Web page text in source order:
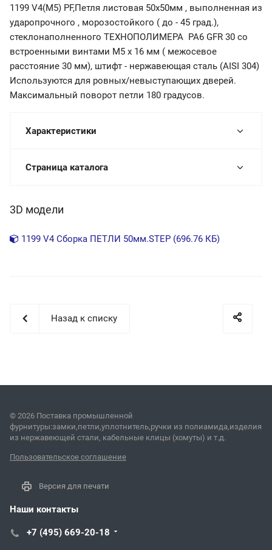
1199 V4(М5) PF,Петля листовая 50х50мм , выполненная из
ударопрочного , морозостойкого ( до - 45 град.),
стеклонаполненного ТЕХНОПОЛИМЕРА PA6 GFR 30 со
встроенными винтами М5 х 16 мм ( межосевое
расстояние 30 мм), штифт - нержавеющая сталь (AISI 304)
Используются для ровных/невыступающих дверей.
Максимальный поворот петли 180 градусов.
Характеристики
Страница каталога
3D модели
1199 V4 Сборка ПЕТЛИ 50мм.STEP (696.76 КБ)
Назад к списку
© 2026 Поставка промышленной
фурнитуры:замки,петли,уплотнитель,ручки из полиамида,изделия
из нержавеющей стали, кабельные клицы (хомуты) и т.д.
Пользовательское соглашение
Версия для печати
Наши контакты
+7 (495) 669-20-18